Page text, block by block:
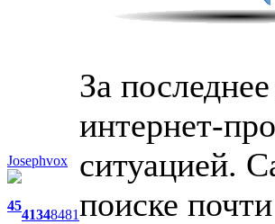
Josephvox
45
41348481
За
интернет-
ситуацией.
поиске